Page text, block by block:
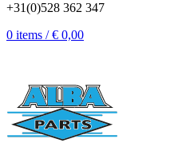
+31(0)528 362 347
0 items / € 0,00